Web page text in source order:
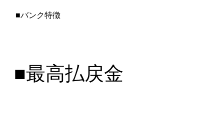
■バンク特徴
■最高払戻金